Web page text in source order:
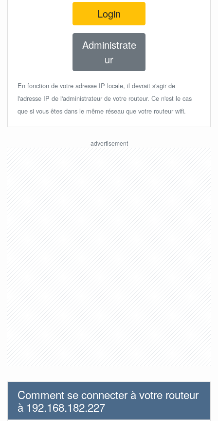
Login
Administrate
ur
En fonction de votre adresse IP locale, il devrait s'agir de
l'adresse IP de l'administrateur de votre routeur. Ce n'est le cas
que si vous êtes dans le même réseau que votre routeur wifi.
Comment se connecter à votre routeur
à 192.168.182.227